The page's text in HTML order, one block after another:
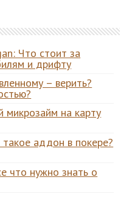
Что стоит за
и дрифту
– верить?
микрозайм на карту
аддон в покере?
что нужно знать о